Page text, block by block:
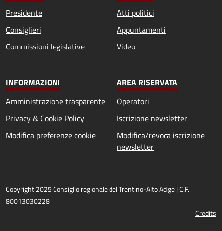
Presidente
Consiglieri
Commissioni legislative
Atti politici
Appuntamenti
Video
INFORMAZIONI
Amministrazione trasparente
Privacy & Cookie Policy
Modifica preferenze cookie
AREA RISERVATA
Operatori
Iscrizione newsletter
Modifica/revoca iscrizione
newsletter
Copyright 2025 Consiglio regionale del Trentino-Alto Adige | C.F.
80013030228
Credits